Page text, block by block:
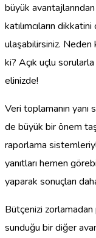
büyük
katılımcıların
ulaşabilirsiniz.
ki? Açık uçlu
elinizde!
Veri toplamanın yanı
de büyük bir önem
raporlama
yanıtları hemen
yaparak sonuçları
Bütçenizi
sunduğu bir diğer